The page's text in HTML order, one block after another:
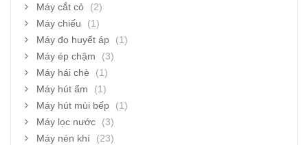
Máy cắt cỏ
(2)
Máy chiếu
(1)
Máy đo huyết áp
(1)
Máy ép chậm
(3)
Máy hái chè
(1)
Máy hút ẩm
(1)
Máy hút mùi bếp
(1)
Máy lọc nước
(3)
Máy nén khí
(23)